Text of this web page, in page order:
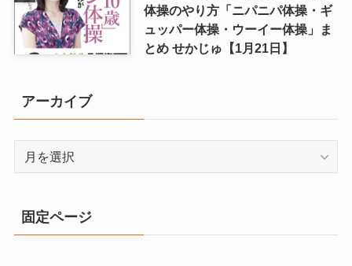
体操のやり方「ニパニパ体操・ギ
ュッパー体操・ウーイー体操」ま
とめ せかじゅ【1月21日】
アーカイブ
イ
ブ
固定ページ